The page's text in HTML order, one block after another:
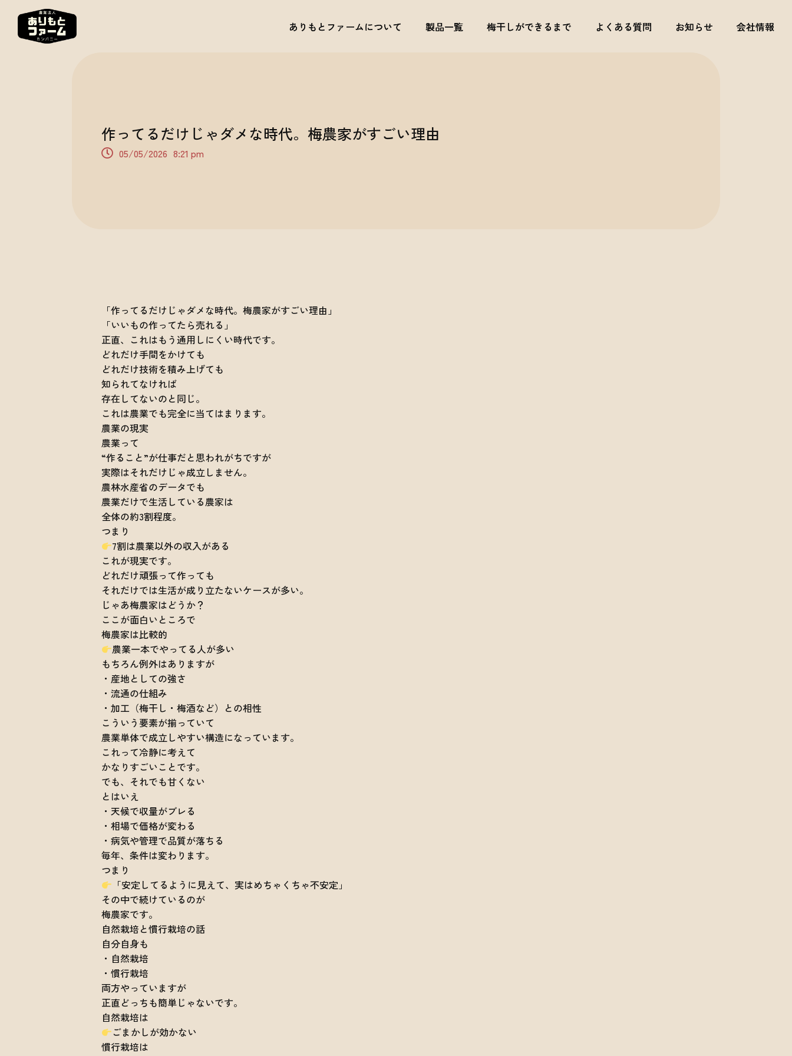
ありもとファームについて 製品一覧 梅干しができるまで よくある質問 お知らせ 会社情報
ありもとファームについて 製品一覧 梅干しができるまで よくある質問 お知らせ 会社情報
作ってるだけじゃダメな時代。梅農家がすごい理由
05/05/2026 8:21 pm
「作ってるだけじゃダメな時代。梅農家がすごい理由」
「いいもの作ってたら売れる」
正直、これはもう通用しにくい時代です。
どれだけ手間をかけても
どれだけ技術を積み上げても
知られてなければ
存在してないのと同じ。
これは農業でも完全に当てはまります。
農業の現実
農業って
“作ること”が仕事だと思われがちですが
実際はそれだけじゃ成立しません。
農林水産省のデータでも
農業だけで生活している農家は
全体の約3割程度。
つまり
7割は農業以外の収入がある
これが現実です。
どれだけ頑張って作っても
それだけでは生活が成り立たないケースが多い。
じゃあ梅農家はどうか？
ここが面白いところで
梅農家は比較的
農業一本でやってる人が多い
もちろん例外はありますが
・産地としての強さ
・流通の仕組み
・加工（梅干し・梅酒など）との相性
こういう要素が揃っていて
農業単体で成立しやすい構造になっています。
これって冷静に考えて
かなりすごいことです。
でも、それでも甘くない
とはいえ
・天候で収量がブレる
・相場で価格が変わる
・病気や管理で品質が落ちる
毎年、条件は変わります。
つまり
「安定してるように見えて、実はめちゃくちゃ不安定」
その中で続けているのが
梅農家です。
自然栽培と慣行栽培の話
自分自身も
・自然栽培
・慣行栽培
両方やっていますが
正直どっちも簡単じゃないです。
自然栽培は
ごまかしが効かない
慣行栽培は